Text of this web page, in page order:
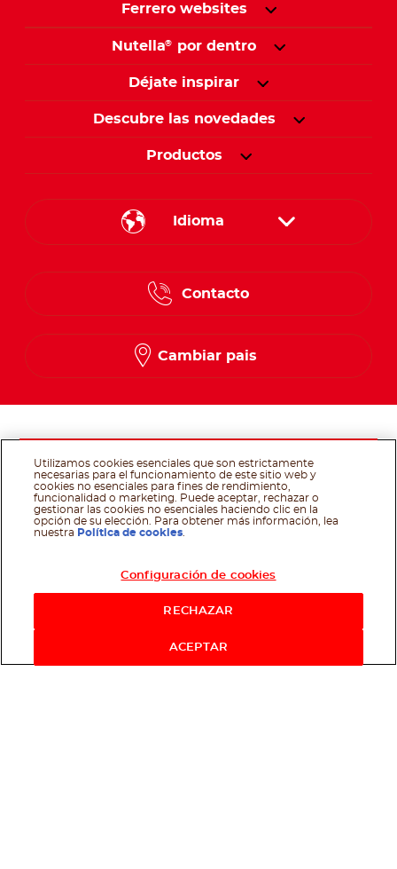
Ferrero websites
Nutella® por dentro
Déjate inspirar
Descubre las novedades
Productos
Idioma
French
Contacto
Cambiar pais
Síguenos en
Síguenos en
Síguenos en
@Ferrero 2026 TODOS LOS DERECHOS RESERVADOS
Utilizamos cookies esenciales que son estrictamente
necesarias para el funcionamiento de este sitio web y
cookies no esenciales para fines de rendimiento,
funcionalidad o marketing. Puede aceptar, rechazar o
gestionar las cookies no esenciales haciendo clic en la
opción de su elección. Para obtener más información, lea
nuestra Política de cookies
Configuración de cookies
RECHAZAR
ACEPTAR